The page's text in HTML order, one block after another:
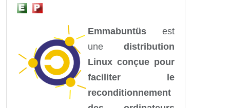
Emmabuntüs est
une distribution
Linux conçue pour
faciliter le
reconditionnement